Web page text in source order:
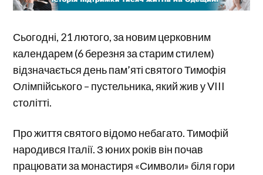
Сьогодні, 21 лютого, за новим церковним
календарем (6 березня за старим стилем)
відзначається день пам’яті святого Тимофія
Олімпійського – пустельника, який жив у VIII
столітті.
Про життя святого відомо небагато. Тимофій
народився Італії. З юних років він почав
працювати за монастиря «Символи» біля гори